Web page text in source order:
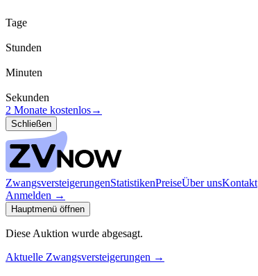
Tage
Stunden
Minuten
Sekunden
2 Monate kostenlos→
Schließen
ZwangsversteigerungenStatistikenPreiseÜber unsKontakt
Anmelden →
Hauptmenü öffnen
Diese Auktion wurde abgesagt.
Aktuelle Zwangsversteigerungen →